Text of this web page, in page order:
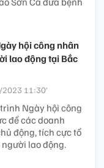
hội công nhân
lao động tại Bắc
11:30’
Ngày hội công
để các doanh
động, tích cực tổ
lao động.